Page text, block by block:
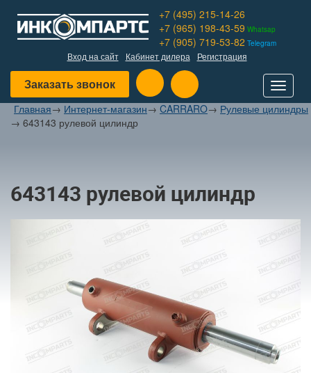
+7 (495) 215-14-26
+7 (965) 198-43-59 Whatsap
+7 (905) 719-53-82 Telegram
Вход на сайт Кабинет дилера Регистрация
Заказать звонок
Toggle
Главная→ Интернет-магазин→ CARRARO→ Рулевые цилиндры
→ 643143 рулевой цилиндр
643143 рулевой цилиндр